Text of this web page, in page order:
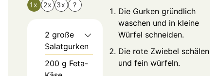
1x 2x 3x ?
2 große
Salatgurken
200 g Feta-
Die Gurken gründlich
waschen und in kleine
Würfel schneiden.
Die rote Zwiebel schälen
und fein würfeln.